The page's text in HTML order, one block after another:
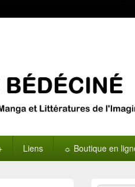
Liens ☼ Boutique en
Zone